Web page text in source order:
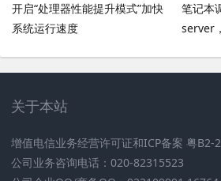
开启“处理器性能提升模式”加快
系统运行速度
笔记本
server
关于本站
增值电信业务经营许可证和ICP备案 粤B2-
公司业务咨询电话：020-82315523